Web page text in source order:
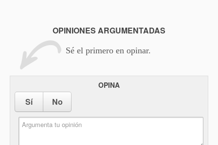
OPINIONES ARGUMENTADAS
Sé el primero en opinar.
OPINA
Sí No